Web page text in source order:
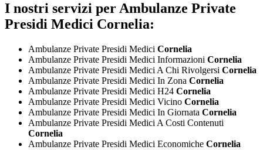
I nostri servizi perAmbulanze Private
Presidi Medici Cornelia:
Ambulanze Private Presidi Medici Cornelia
Ambulanze Private Presidi Medici Informazioni Cornelia
Ambulanze Private Presidi Medici A Chi Rivolgersi Cornelia
Ambulanze Private Presidi Medici In Zona Cornelia
Ambulanze Private Presidi Medici H24 Cornelia
Ambulanze Private Presidi Medici Vicino Cornelia
Ambulanze Private Presidi Medici In Giornata Cornelia
Ambulanze Private Presidi Medici A Costi Contenuti
Cornelia
Ambulanze Private Presidi Medici Economiche Cornelia